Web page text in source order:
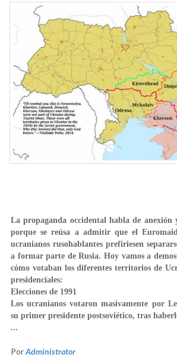
La propaganda occidental habla de anexión
porque se reúsa a admitir que el
ucranianos rusohablantes prefiriesen
a formar parte de Rusia. Hoy vamos a
cómo votaban los diferentes territorios de
presidenciales:
Elecciones de 1991
Los ucranianos votaron masivamente por
su primer presidente postsoviético, tras
...
PorAdministrator